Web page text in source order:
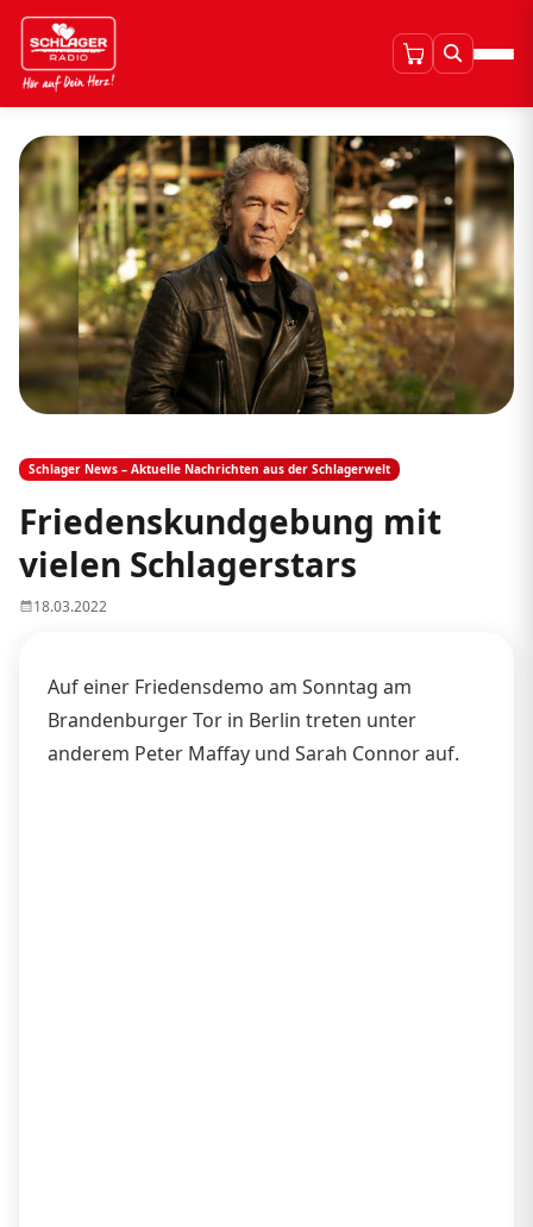
Schlager News – Aktuelle Nachrichten aus der Schlagerwelt
Friedenskundgebung mit
vielen Schlagerstars
18.03.2022
Auf einer Friedensdemo am Sonntag am
Brandenburger Tor in Berlin treten unter
anderem Peter Maffay und Sarah Connor auf.